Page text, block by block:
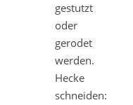
gestutzt
oder
gerodet
werden.
Hecke
schneiden: